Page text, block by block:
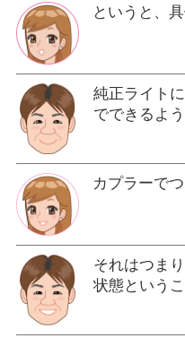
というと、
純正ライト
でできるよ
カプラーでつ
それはつま
状態というこ